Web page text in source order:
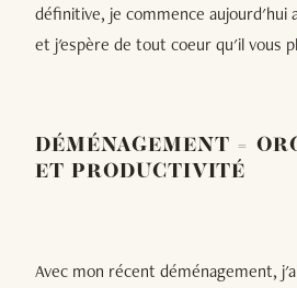
définitive, je commence aujourd'hui
et j'espère de tout coeur qu'il vous
DÉMÉNAGEMENT =
ET PRODUCTIVITÉ
Avec mon récent déménagement,